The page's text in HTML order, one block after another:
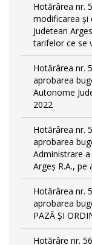
Hotărârea nr.
modificarea și
Judetean
tarifelor ce se
Hotărârea nr.
aprobarea
Autonome
2022
Hotărârea nr.
aprobarea
Administrare
Argeș R.A., pe
Hotărârea nr.
aprobarea
PAZĂ ȘI
Hotărâre nr.